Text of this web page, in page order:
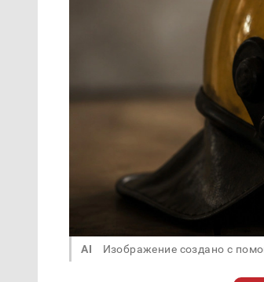
AI Изображение создано с